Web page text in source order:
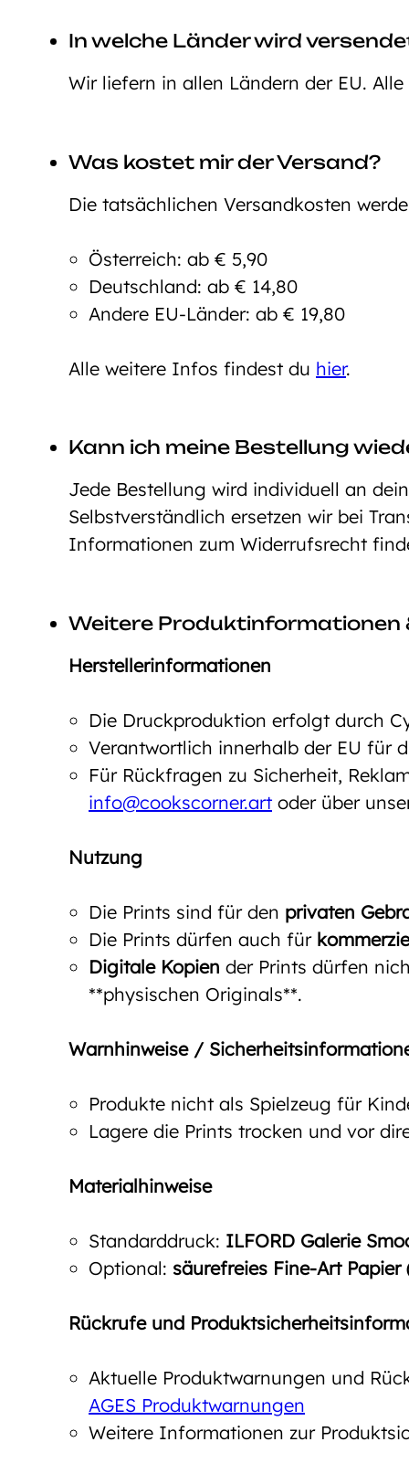
In welche Länder wird
Wir liefern in allen Ländern der EU.
Was kostet mir der Versand?
Die tatsächlichen Versandkosten
Österreich: ab € 5,90
Deutschland: ab € 14,80
Andere EU-Länder: ab € 19,80
Alle weitere Infos findest du hier.
Kann ich meine Bestellung
Jede Bestellung wird individuell an
Selbstverständlich ersetzen wir bei
Informationen zum Widerrufsrecht
Weitere Produktinformationen
Herstellerinformationen
Die Druckproduktion erfolgt durch
Verantwortlich innerhalb der EU für
Für Rückfragen zu Sicherheit,
info@cookscorner.art oder über
Nutzung
Die Prints sind für den privaten
Die Prints dürfen auch für
Digitale Kopien der Prints dürfen
**physischen Originals**.
Warnhinweise /
Produkte nicht als Spielzeug für
Lagere die Prints trocken und vor
Materialhinweise
Standarddruck: ILFORD Galerie
Optional: säurefreies Fine-Art
Rückrufe und
Aktuelle Produktwarnungen und
AGES Produktwarnungen
Weitere Informationen zur